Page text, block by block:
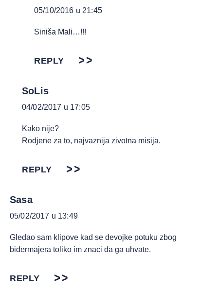
05/10/2016 u 21:45
Siniša Mali…!!!
REPLY
SoLis
04/02/2017 u 17:05
Kako nije?
Rodjene za to, najvaznija zivotna misija.
REPLY
Sasa
05/02/2017 u 13:49
Gledao sam klipove kad se devojke potuku zbog
bidermajera toliko im znaci da ga uhvate.
REPLY